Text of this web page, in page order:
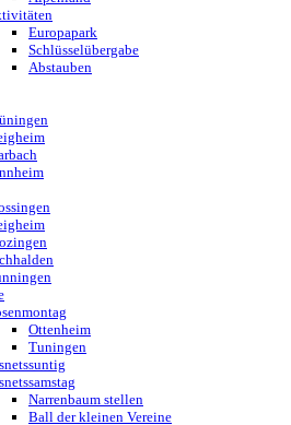
Europapark
Schlüsselübergabe
Abstauben
Ottenheim
Tuningen
Narrenbaum stellen
Ball der kleinen Vereine